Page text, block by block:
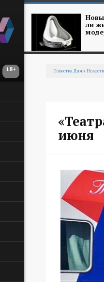
18+
ли
Повестка Дня» Новости
июня